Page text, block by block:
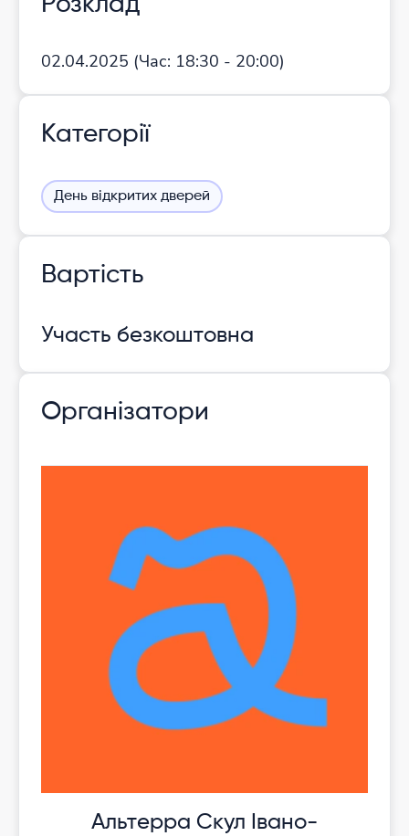
02.04.2025 (Час: 18:30 - 20:00)
Категорії
День відкритих дверей
Вартість
Участь безкоштовна
Організатори
Альтерра Скул Івано-